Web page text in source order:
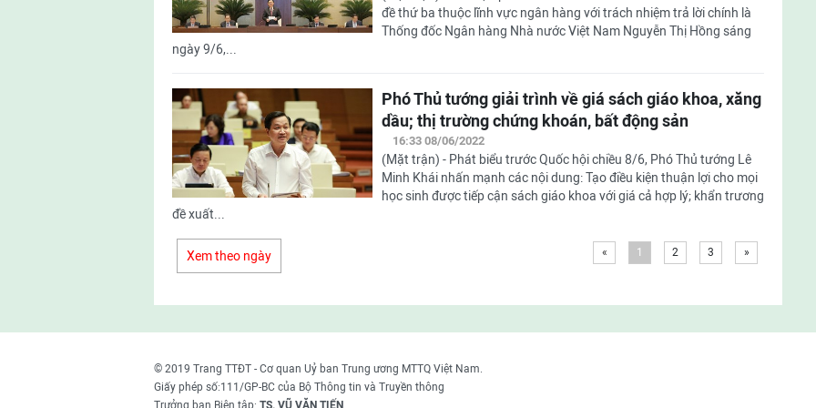
đề thứ ba thuộc lĩnh vực ngân hàng với trách nhiệm trả lời chính là
Thống đốc Ngân hàng Nhà nước Việt Nam Nguyễn Thị Hồng sáng
ngày 9/6,...
Phó Thủ tướng giải trình về giá sách giáo khoa, xăng
dầu; thị trường chứng khoán, bất động sản
16:33 08/06/2022
(Mặt trận) - Phát biểu trước Quốc hội chiều 8/6, Phó Thủ tướng Lê
Minh Khái nhấn mạnh các nội dung: Tạo điều kiện thuận lợi cho mọi
học sinh được tiếp cận sách giáo khoa với giá cả hợp lý; khẩn trương
đề xuất...
Xem theo ngày « 1 2 3 »
© 2019 Trang TTĐT - Cơ quan Uỷ ban Trung ương MTTQ Việt Nam.
Giấy phép số:111/GP-BC của Bộ Thông tin và Truyền thông
Trưởng ban Biên tập: TS. VŨ VĂN TIẾN